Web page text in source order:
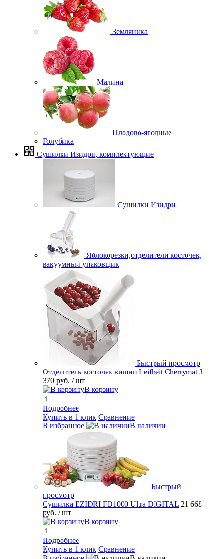
Земляника
Малина
Плодово-ягодные
Голубика
Сушилки Изидри, комплектующие
Сушилки Изидри
Яблокорезки,отделители косточек,
вакуумный упаковщик
Быстрый просмотр
Отделитель косточек вишни Leifheit Cherrymat 3
370 руб. / шт
В корзину
Подробнее
Купить в 1 клик Сравнение
В избранное
В наличии
Быстрый
просмотр
Сушилка EZIDRI FD1000 Ultra DIGITAL 21 668
руб. / шт
В корзину
Подробнее
Купить в 1 клик Сравнение